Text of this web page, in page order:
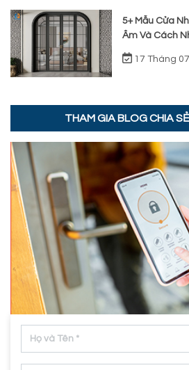
5+ Mẫu Cửa
Âm Và Cách
17 Tháng
THAM GIA BLOG CHIA